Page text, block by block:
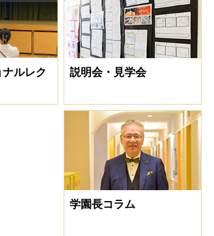
ルレク
説明会・見学会
学園長コラム